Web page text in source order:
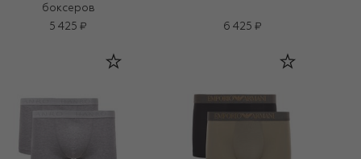
боксеров
5 425 ₽
6 425 ₽